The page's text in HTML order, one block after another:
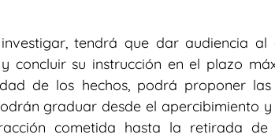
tendrá que dar audiencia al
concluir su instrucción en el plazo
de los hechos, podrá proponer las
graduar desde el apercibimiento
cometida hasta la retirada de